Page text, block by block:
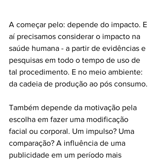
A começar pelo: depende do impacto. E
aí precisamos considerar o impacto na
saúde humana - a partir de evidências e
pesquisas em todo o tempo de uso de
tal procedimento. E no meio ambiente:
da cadeia de produção ao pós consumo.
Também depende da motivação pela
escolha em fazer uma modificação
facial ou corporal. Um impulso? Uma
comparação? A influência de uma
publicidade em um período mais